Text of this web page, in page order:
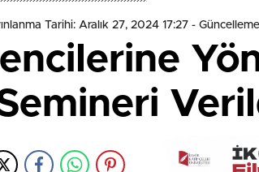
Tarihi: Aralık 27, 2024 17:27 -